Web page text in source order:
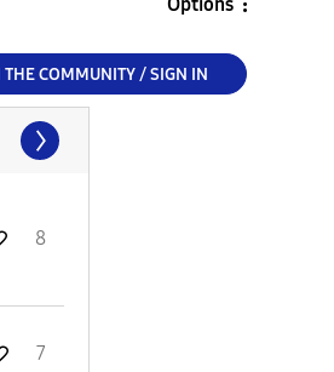
THE COMMUNITY / SIGN IN
8
7